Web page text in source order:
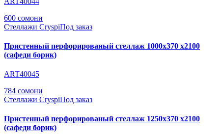
600 сомони
Стеллажи CryspiПод заказ
Пристенный перфорированый стеллаж 1000х370 х2100
(сафеди борик)
ART40045
784 сомони
Стеллажи CryspiПод заказ
Пристенный перфорированый стеллаж 1250х370 х2100
(сафеди борик)